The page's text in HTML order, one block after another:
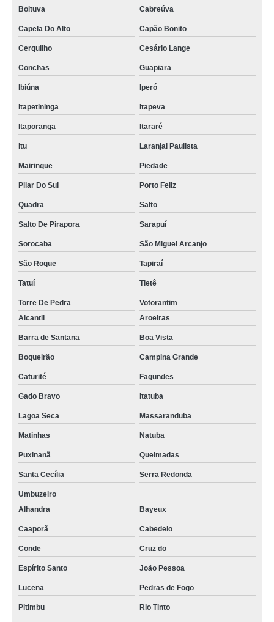
Boituva Cabreúva
Capela Do Alto Capão Bonito
Cerquilho Cesário Lange
Conchas Guapiara
Ibiúna Iperó
Itapetininga Itapeva
Itaporanga Itararé
Itu Laranjal Paulista
Mairinque Piedade
Pilar Do Sul Porto Feliz
Quadra Salto
Salto De Pirapora Sarapuí
Sorocaba São Miguel Arcanjo
São Roque Tapiraí
Tatuí Tietê
Torre De Pedra
Votorantim
Alcantil
Aroeiras
Barra de Santana Boa Vista
Boqueirão Campina Grande
Caturité Fagundes
Gado Bravo Itatuba
Lagoa Seca Massaranduba
Matinhas Natuba
Puxinanã Queimadas
Santa Cecília Serra Redonda
Umbuzeiro
Alhandra
Bayeux
Caaporã Cabedelo
Conde Cruz do
Espírito Santo João Pessoa
Lucena Pedras de Fogo
Pitimbu Rio Tinto